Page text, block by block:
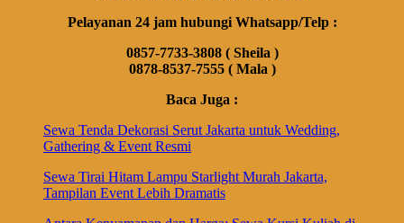
Pelayanan 24 jam hubungi Whatsapp/Telp :
0857-7733-3808 ( Sheila )
0878-8537-7555 ( Mala )
Baca Juga :
Sewa Tenda Dekorasi Serut Jakarta untuk Wedding,
Gathering & Event Resmi
Sewa Tirai Hitam Lampu Starlight Murah Jakarta,
Tampilan Event Lebih Dramatis